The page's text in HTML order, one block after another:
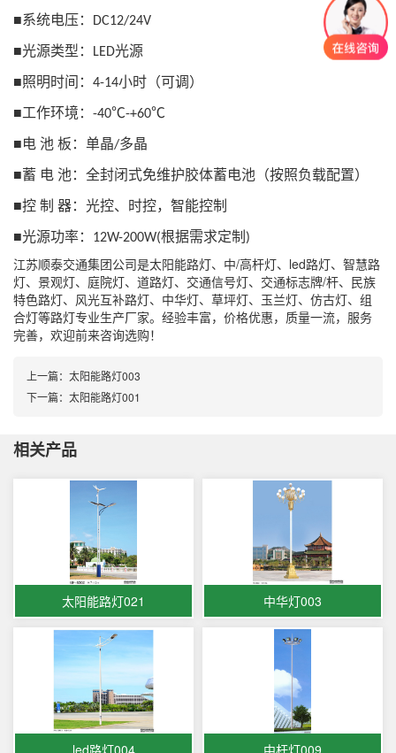
■系统电压： DC12/24V
■光源类型： LED光源
■照明时间： 4-14小时（可调）
■工作环境： -40℃-+60℃
■电 池 板：单晶/多晶
■蓄 电 池：全封闭式免维护胶体蓄电池（按照负载配置）
■控 制 器：光控、时控，智能控制
■光源功率： 12W-200W(根据需求定制 )
江苏顺泰交通集团公司是太阳能路灯、中/高杆灯、led路灯、智慧路
灯、景观灯、庭院灯、道路灯、交通信号灯、交通标志牌/杆、民族
特色路灯、风光互补路灯、中华灯、草坪灯、玉兰灯、仿古灯、组
合灯等路灯专业生产厂家。经验丰富，价格优惠，质量一流，服务
完善，欢迎前来咨询选购！
上一篇： 太阳能路灯003
下一篇： 太阳能路灯001
相关产品
太阳能路灯021 中华灯003
led路灯004 中杆灯009